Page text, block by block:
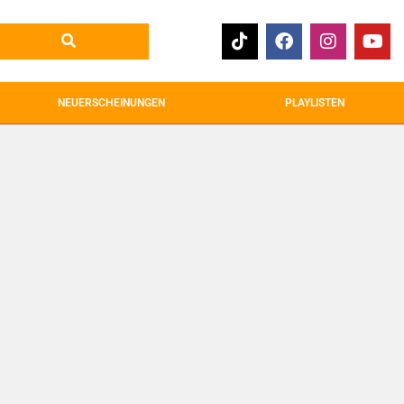
NEUERSCHEINUNGEN PLAYLISTEN